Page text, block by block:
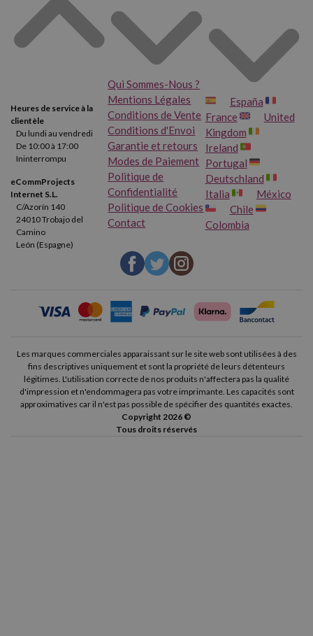
Heures de service à la
clientèle
Du lundi au vendredi
De 10:00 à 17:00
Ininterrompu
eCommProjects
Internet S.L.
C/Azorín 140
24010 Trobajo del
Camino
León (Espagne)
Qui Sommes-Nous ?
Mentions Légales
Conditions de Vente
Conditions d'Envoi
Garantie et retours
Modes de Paiement
Politique de
Confidentialité
Politique de Cookies
Contact
España
France
United
Kingdom
Ireland
Portugal
Deutschland
Italia
México
Chile
Colombia
Les marques commerciales apparaissant sur le site web sont utilisées à des
fins descriptives uniquement et sont la propriété de leurs détenteurs
légitimes. L'utilisation correcte de nos produits n'affectera pas la qualité
d'impression et n'endommagera pas votre imprimante. Les capacités sont
approximatives car il n'est pas possible de spécifier des quantités exactes.
Copyright 2026 ©
Tous droits réservés